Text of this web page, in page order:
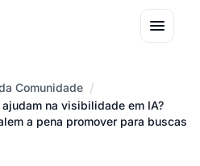
Comunidade /
na visibilidade em IA?
a pena promover para buscas